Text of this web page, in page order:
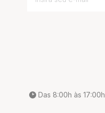
Das 8:00h às 17:00h